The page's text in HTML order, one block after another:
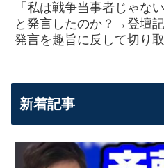
「私は戦争当事者じゃな
と発言したのか？→登壇
発言を趣旨に反して切り
新着記事